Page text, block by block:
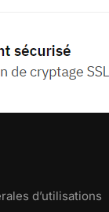
d’utilisations